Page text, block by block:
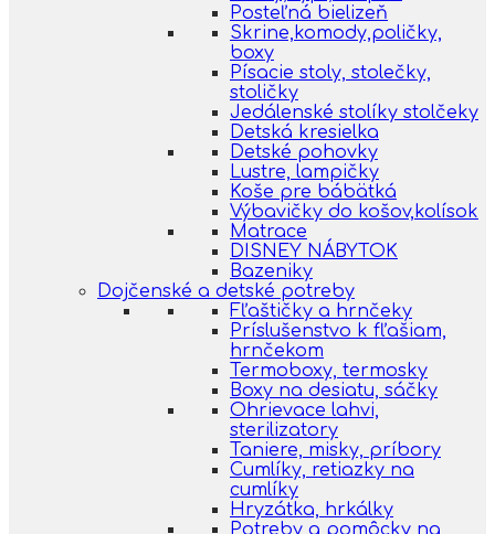
Posteľná bielizeň
Skrine,komody,poličky,
boxy
Písacie stoly, stolečky,
stoličky
Jedálenské stolíky stolčeky
Detská kresielka
Detské pohovky
Lustre, lampičky
Koše pre bábätká
Výbavičky do košov,kolísok
Matrace
DISNEY NÁBYTOK
Bazeniky
Dojčenské a detské potreby
Fľaštičky a hrnčeky
Príslušenstvo k fľašiam,
hrnčekom
Termoboxy, termosky
Boxy na desiatu, sáčky
Ohrievace lahvi,
sterilizatory
Taniere, misky, príbory
Cumlíky, retiazky na
cumlíky
Hryzátka, hrkálky
Potreby a pomôcky na